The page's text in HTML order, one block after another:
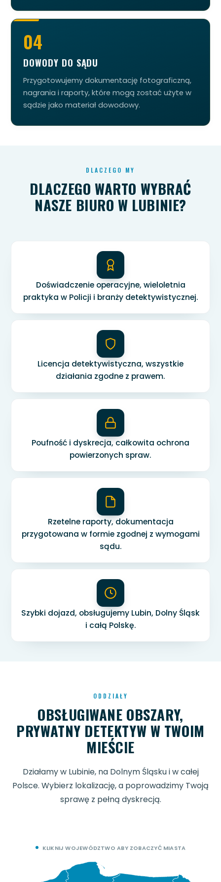
04
DOWODY DO SĄDU
Przygotowujemy dokumentację fotograficzną,
nagrania i raporty, które mogą zostać użyte w
sądzie jako materiał dowodowy.
DLACZEGO MY
DLACZEGO WARTO WYBRAĆ
NASZE BIURO W LUBINIE?
Doświadczenie operacyjne, wieloletnia
praktyka w Policji i branży detektywistycznej.
Licencja detektywistyczna, wszystkie
działania zgodne z prawem.
Poufność i dyskrecja, całkowita ochrona
powierzonych spraw.
Rzetelne raporty, dokumentacja
przygotowana w formie zgodnej z wymogami
sądu.
Szybki dojazd, obsługujemy Lubin, Dolny Śląsk
i całą Polskę.
ODDZIAŁY
OBSŁUGIWANE OBSZARY,
PRYWATNY DETEKTYW W TWOIM
MIEŚCIE
Działamy w Lubinie, na Dolnym Śląsku i w całej
Polsce. Wybierz lokalizację, a poprowadzimy Twoją
sprawę z pełną dyskrecją.
KLIKNIJ WOJEWÓDZTWO ABY ZOBACZYĆ MIASTA